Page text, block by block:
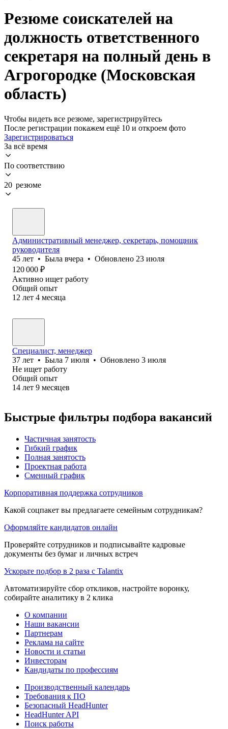
Резюме соискателей на
должность ответственного
секретаря на полный день в
Агрогородке (Московская
область)
Чтобы видеть все резюме, зарегистрируйтесь
После регистрации покажем ещё 10 и откроем фото
Зарегистрироваться
За всё время
По соответствию
20 резюме
Административный менеджер, секретарь, помощник
руководителя
45 лет • Была вчера • Обновлено 23 июля
120 000 ₽
Активно ищет работу
Общий опыт
12 лет 4 месяца
Специалист, менеджер
37 лет • Была 7 июля • Обновлено 3 июля
Не ищет работу
Общий опыт
14 лет 9 месяцев
Быстрые фильтры подбора вакансий
Частичная занятость
Гибкий график
Полная занятость
Проектная работа
Сменный график
Корпоративная поддержка сотрудников
Какой соцпакет вы предлагаете семейным сотрудникам?
Оформляйте кандидатов онлайн
Проверяйте сотрудников и подписывайте кадровые
документы без бумаг и личных встреч
Ускорьте подбор в 2 раза с Talantix
Автоматизируйте сбор откликов, настройте воронку,
собирайте аналитику в 2 клика
О компании
Наши вакансии
Партнерам
Реклама на сайте
Новости и статьи
Инвесторам
Кандидаты по профессиям
Производственный календарь
Требования к ПО
Безопасный HeadHunter
HeadHunter API
Поиск работы